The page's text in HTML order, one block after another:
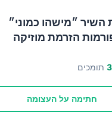
״מישהו כמוני״
הזרמת מוזיקה
תומכים
חתימה על העצומה